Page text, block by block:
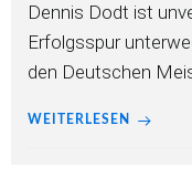
Dennis Dodt ist
Erfolgsspur
den Deutschen
WEITERLESEN